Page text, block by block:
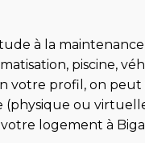
à la
piscine,
votre profil, on
(physique ou
logement à